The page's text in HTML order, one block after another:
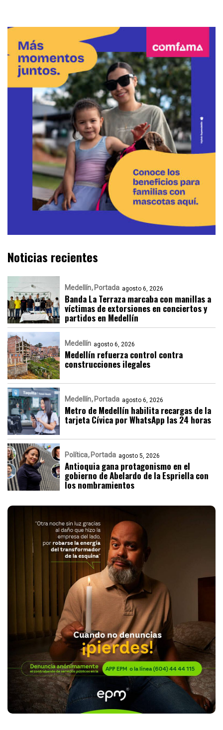
Noticias recientes
Medellín Portada agosto 6, 2026
Banda La Terraza marcaba con manillas a
víctimas de extorsiones en conciertos y
partidos en Medellín
Medellín agosto 6, 2026
Medellín refuerza control contra
construcciones ilegales
Medellín Portada agosto 6, 2026
Metro de Medellín habilita recargas de la
tarjeta Cívica por WhatsApp las 24 horas
Política Portada agosto 5, 2026
Antioquia gana protagonismo en el
gobierno de Abelardo de la Espriella con
los nombramientos